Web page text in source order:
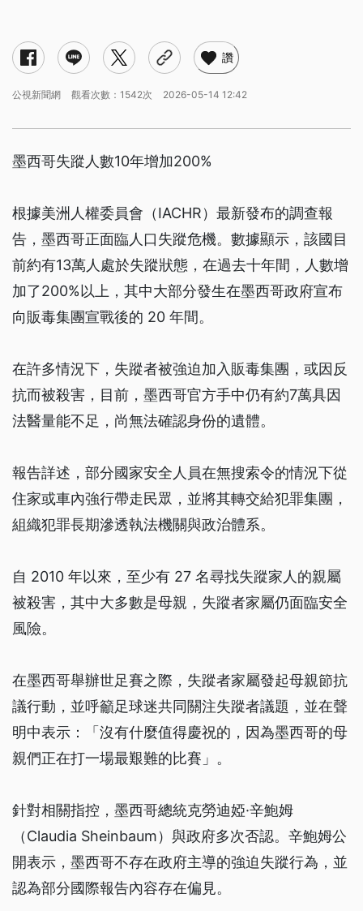
讚
公視新聞網 觀看次數：1542次 2026-05-14 12:42
墨西哥失蹤人數10年增加200%
根據美洲人權委員會（IACHR）最新發布的調查報
告，墨西哥正面臨人口失蹤危機。數據顯示，該國目
前約有13萬人處於失蹤狀態，在過去十年間，人數增
加了200%以上，其中大部分發生在墨西哥政府宣布
向販毒集團宣戰後的 20 年間。
在許多情況下，失蹤者被強迫加入販毒集團，或因反
抗而被殺害，目前，墨西哥官方手中仍有約7萬具因
法醫量能不足，尚無法確認身份的遺體。
報告詳述，部分國家安全人員在無搜索令的情況下從
住家或車內強行帶走民眾，並將其轉交給犯罪集團，
組織犯罪長期滲透執法機關與政治體系。
自 2010 年以來，至少有 27 名尋找失蹤家人的親屬
被殺害，其中大多數是母親，失蹤者家屬仍面臨安全
風險。
在墨西哥舉辦世足賽之際，失蹤者家屬發起母親節抗
議行動，並呼籲足球迷共同關注失蹤者議題，並在聲
明中表示：「沒有什麼值得慶祝的，因為墨西哥的母
親們正在打一場最艱難的比賽」。
針對相關指控，墨西哥總統克勞迪婭·辛鮑姆
（Claudia Sheinbaum）與政府多次否認。辛鮑姆公
開表示，墨西哥不存在政府主導的強迫失蹤行為，並
認為部分國際報告內容存在偏見。